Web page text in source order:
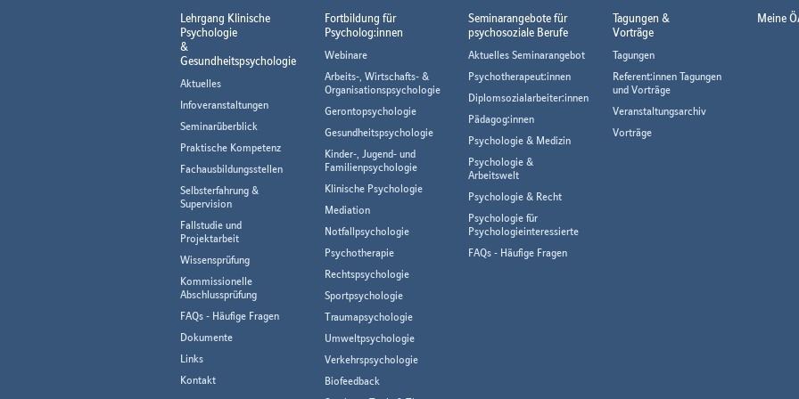
Lehrgang Klinische
Psychologie
&
Gesundheitspsychologie
Aktuelles
Infoveranstaltungen
Seminarüberblick
Praktische Kompetenz
Fachausbildungsstellen
Selbsterfahrung &
Supervision
Fallstudie und
Projektarbeit
Wissensprüfung
Kommissionelle
Abschlussprüfung
FAQs - Häufige Fragen
Dokumente
Links
Kontakt
Fortbildung für
Psycholog:innen
Webinare
Arbeits-, Wirtschafts- &
Organisationspsychologie
Gerontopsychologie
Gesundheitspsychologie
Kinder-, Jugend- und
Familienpsychologie
Klinische Psychologie
Mediation
Notfallpsychologie
Psychotherapie
Rechtspsychologie
Sportpsychologie
Traumapsychologie
Umweltpsychologie
Verkehrspsychologie
Biofeedback
Seminarangebote für
psychosoziale Berufe
Aktuelles Seminarangebot
Psychotherapeut:innen
Diplomsozialarbeiter:innen
Pädagog:innen
Psychologie & Medizin
Psychologie &
Arbeitswelt
Psychologie & Recht
Psychologie für
Psychologieinteressierte
FAQs - Häufige Fragen
Tagungen &
Vorträge
Tagungen
Referent:innen Tagungen
und Vorträge
Veranstaltungsarchiv
Vorträge
Meine